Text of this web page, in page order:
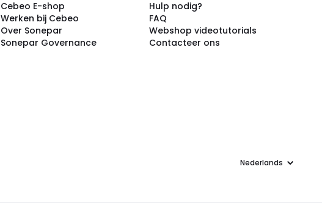
Cebeo E-shop
Werken bij Cebeo
Over Sonepar
Sonepar Governance
Hulp nodig?
FAQ
Webshop videotutorials
Contacteer ons
Taal